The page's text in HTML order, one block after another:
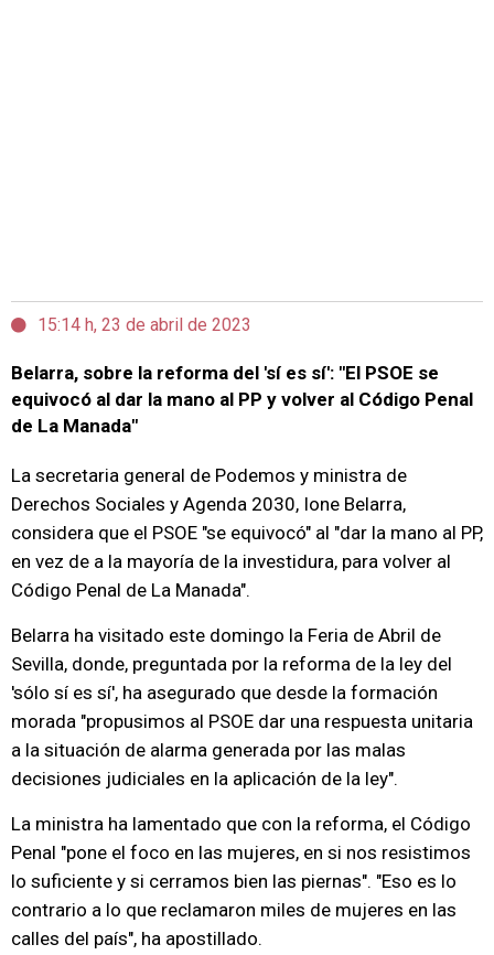
15:14 h, 23 de abril de 2023
Belarra, sobre la reforma del 'sí es sí': "El PSOE se
equivocó al dar la mano al PP y volver al Código Penal
de La Manada"
La secretaria general de Podemos y ministra de
Derechos Sociales y Agenda 2030, Ione Belarra,
considera que el PSOE "se equivocó" al "dar la mano al PP,
en vez de a la mayoría de la investidura, para volver al
Código Penal de La Manada".
Belarra ha visitado este domingo la Feria de Abril de
Sevilla, donde, preguntada por la reforma de la ley del
'sólo sí es sí', ha asegurado que desde la formación
morada "propusimos al PSOE dar una respuesta unitaria
a la situación de alarma generada por las malas
decisiones judiciales en la aplicación de la ley".
La ministra ha lamentado que con la reforma, el Código
Penal "pone el foco en las mujeres, en si nos resistimos
lo suficiente y si cerramos bien las piernas". "Eso es lo
contrario a lo que reclamaron miles de mujeres en las
calles del país", ha apostillado.